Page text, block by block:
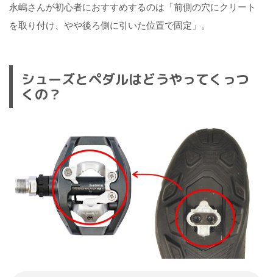
永嶋さんが初心者におすすめするのは「前側の穴にクリート
を取り付け、やや後ろ側に引いた位置で固定」。
シューズとペダルはどうやってくっつ
くの？